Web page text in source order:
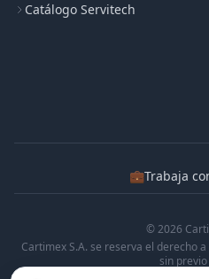
Catálogo Servitech
💼Trabaja
© 2026
Cartimex S.A. se reserva el derecho
sin previo